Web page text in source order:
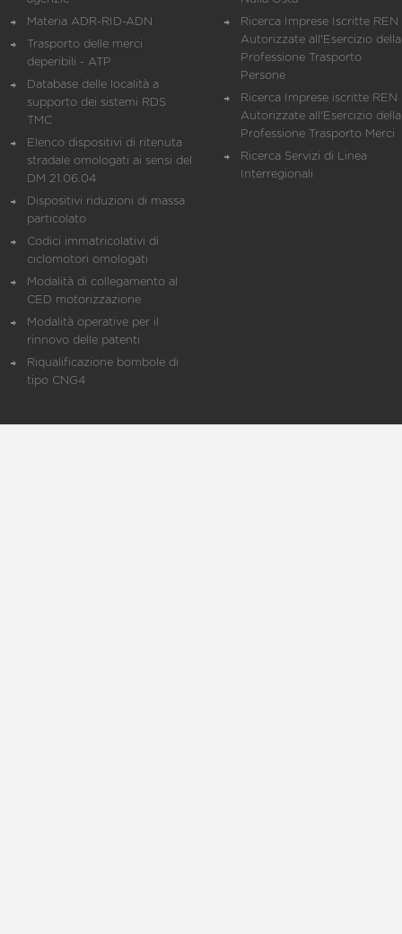
Materia ADR-RID-ADN
Trasporto delle merci
deperibili - ATP
Database delle località a
supporto dei sistemi RDS
TMC
Elenco dispositivi di ritenuta
stradale omologati ai sensi del
DM 21.06.04
Dispositivi riduzioni di massa
particolato
Codici immatricolativi di
ciclomotori omologati
Modalità di collegamento al
CED motorizzazione
Modalità operative per il
rinnovo delle patenti
Riqualificazione bombole di
tipo CNG4
Ricerca Imprese Iscritte REN
Autorizzate all'Esercizio della
Professione Trasporto
Persone
Ricerca Imprese iscritte REN
Autorizzate all'Esercizio della
Professione Trasporto Merci
Ricerca Servizi di Linea
Interregionali